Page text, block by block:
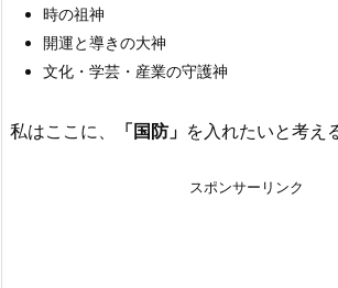
時の祖神
開運と導きの大神
文化・学芸・産業の守護神
私はここに、 「国防」 を入れたいと考え
スポンサーリンク